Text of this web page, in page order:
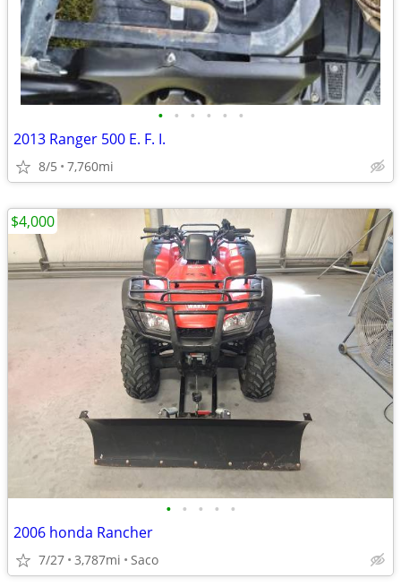
• • • • • •
2013 Ranger 500 E. F. I.
8/5 7,760mi
• • • • •
2006 honda Rancher
7/27 3,787mi Saco
$4,000